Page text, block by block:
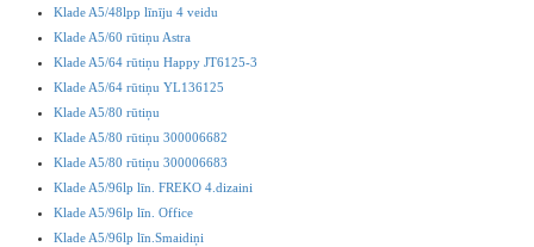
Klade A5/48lpp līnīju 4 veidu
Klade A5/60 rūtiņu Astra
Klade A5/64 rūtiņu Happy JT6125-3
Klade A5/64 rūtiņu YL136125
Klade A5/80 rūtiņu
Klade A5/80 rūtiņu 300006682
Klade A5/80 rūtiņu 300006683
Klade A5/96lp līn. FREKO 4.dizaini
Klade A5/96lp līn. Office
Klade A5/96lp līn.Smaidiņi